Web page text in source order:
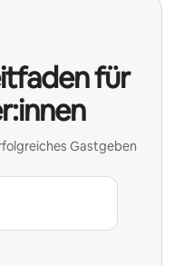
für
Gastgeben